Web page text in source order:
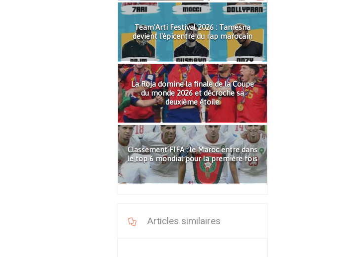
Team'Arti Festival 2026 : Tamesna
devient l'épicentre du rap marocain
La Roja domine la finale de la Coupe
du monde 2026 et décroche sa
deuxième étoile
Classement FIFA : le Maroc entre dans
le top 6 mondial pour la première fois
Articles similaires